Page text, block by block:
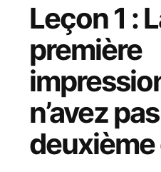
Leçon 1 :
première
n’avez